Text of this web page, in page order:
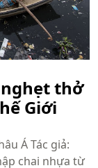
thở
Giới
Á Tác giả:
chai nhựa từ